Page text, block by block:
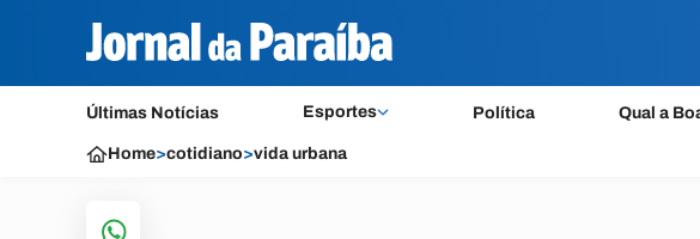
Últimas Notícias Esportes Política Qual a
Home>cotidiano>vida urbana